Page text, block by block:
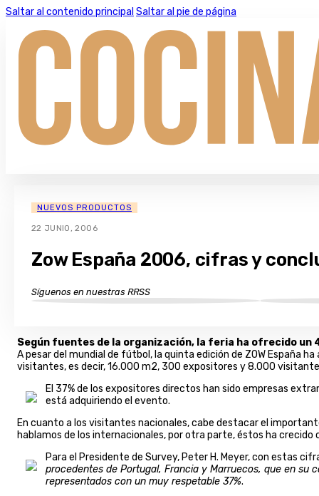
Saltar al contenido principal Saltar al pie de página
NUEVOS PRODUCTOS
22 JUNIO, 2006
Zow España 2006, cifras y
Síguenos en nuestras RRSS
Según fuentes de la organización, la feria ha ofrecido un
A pesar del mundial de fútbol, la quinta edición de ZOW España
visitantes, es decir, 16.000 m2, 300 expositores y 8.000
El 37% de los expositores directos han sido empresas
está adquiriendo el evento.
En cuanto a los visitantes nacionales, cabe destacar el
hablamos de los internacionales, por otra parte, éstos ha
Para el Presidente de Survey, Peter H. Meyer, con estas
procedentes de Portugal, Francia y Marruecos, que en su
representados con un muy respetable 37%.